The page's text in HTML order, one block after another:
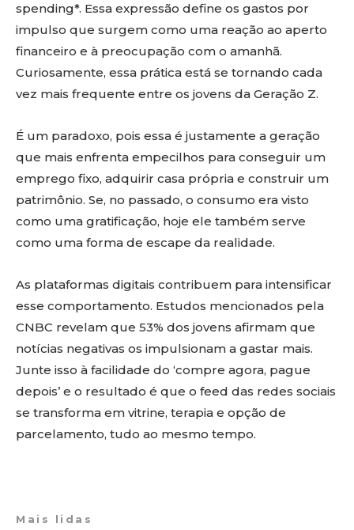
spending*. Essa expressão define os gastos por
impulso que surgem como uma reação ao aperto
financeiro e à preocupação com o amanhã.
Curiosamente, essa prática está se tornando cada
vez mais frequente entre os jovens da Geração Z.
É um paradoxo, pois essa é justamente a geração
que mais enfrenta empecilhos para conseguir um
emprego fixo, adquirir casa própria e construir um
patrimônio. Se, no passado, o consumo era visto
como uma gratificação, hoje ele também serve
como uma forma de escape da realidade.
As plataformas digitais contribuem para intensificar
esse comportamento. Estudos mencionados pela
CNBC revelam que 53% dos jovens afirmam que
notícias negativas os impulsionam a gastar mais.
Junte isso à facilidade do ‘compre agora, pague
depois’ e o resultado é que o feed das redes sociais
se transforma em vitrine, terapia e opção de
parcelamento, tudo ao mesmo tempo.
Mais lidas